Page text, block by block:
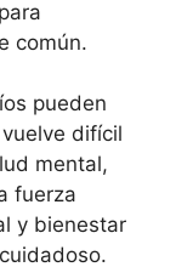
común.
pueden
difícil
mental,
fuerza
y bienestar